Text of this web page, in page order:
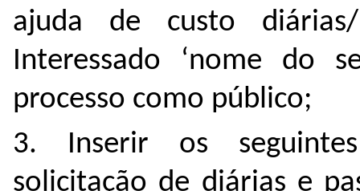
ajuda de custo diárias/
Interessado ‘nome do
processo como público;
3. Inserir os
solicitação de diárias e